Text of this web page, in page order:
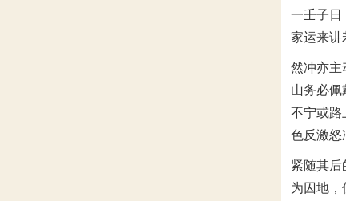
一壬子日
家运来讲
然冲亦主
山务必佩
不宁或路
色反激怒
紧随其后
为囚地，